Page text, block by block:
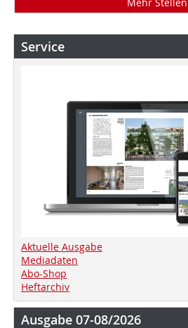
Mehr Stellen
Service
Aktuelle Ausgabe
Mediadaten
Abo-Shop
Heftarchiv
Ausgabe 07-08/2026